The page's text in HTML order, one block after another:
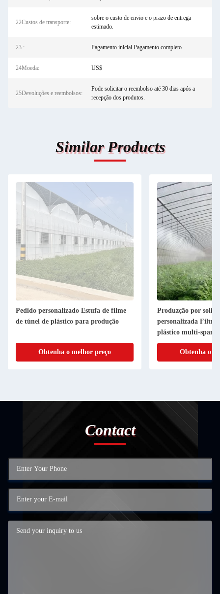
22Custos de transporte:
sobre o custo de envio e o prazo de entrega
estimado.
23 : Pagamento inicial Pagamento completo
24Moeda: US$
25Devoluções e reembolsos:
Pode solicitar o reembolso até 30 dias após a
recepção dos produtos.
Similar Products
Pedido personalizado Estufa de filme
de túnel de plástico para produção
Obtenha o melhor preço
Produzção por
personalizada Filtro
plástico multi-span
agrícolas
Obtenha o
Contact